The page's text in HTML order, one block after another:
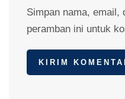
Simpan nama, email,
peramban ini untuk